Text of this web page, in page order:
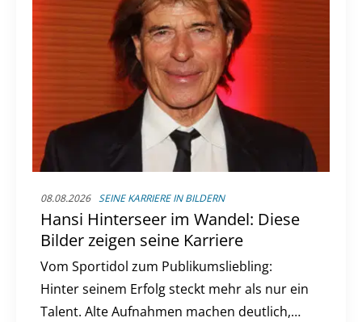
08.08.2026 SEINE KARRIERE IN BILDERN
Hansi Hinterseer im Wandel: Diese
Bilder zeigen seine Karriere
Vom Sportidol zum Publikumsliebling:
Hinter seinem Erfolg steckt mehr als nur ein
Talent. Alte Aufnahmen machen deutlich,